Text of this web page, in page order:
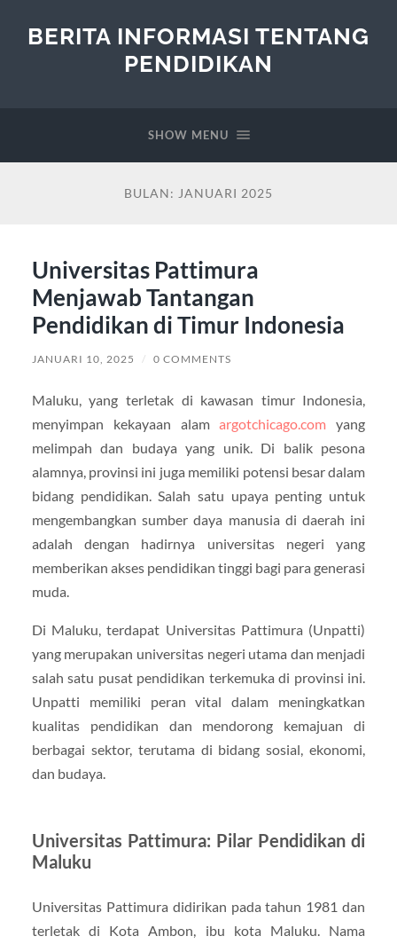
BERITA INFORMASI TENTANG
PENDIDIKAN
SHOW MENU
BULAN: JANUARI 2025
Universitas Pattimura
Menjawab Tantangan
Pendidikan di Timur Indonesia
JANUARI 10, 2025 / 0 COMMENTS
Maluku, yang terletak di kawasan timur Indonesia,
menyimpan kekayaan alamargotchicago.com yang
melimpah dan budaya yang unik. Di balik pesona
alamnya, provinsi ini juga memiliki potensi besar dalam
bidang pendidikan. Salah satu upaya penting untuk
mengembangkan sumber daya manusia di daerah ini
adalah dengan hadirnya universitas negeri yang
memberikan akses pendidikan tinggi bagi para generasi
muda.
Di Maluku, terdapat Universitas Pattimura (Unpatti)
yang merupakan universitas negeri utama dan menjadi
salah satu pusat pendidikan terkemuka di provinsi ini.
Unpatti memiliki peran vital dalam meningkatkan
kualitas pendidikan dan mendorong kemajuan di
berbagai sektor, terutama di bidang sosial, ekonomi,
dan budaya.
Universitas Pattimura: Pilar Pendidikan di
Maluku
Universitas Pattimura didirikan pada tahun 1981 dan
terletak di Kota Ambon, ibu kota Maluku. Nama